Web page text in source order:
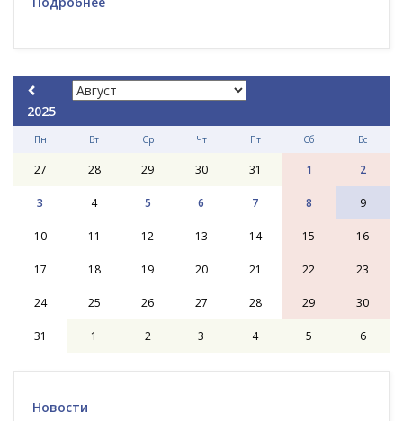
2025
Пн Вт Ср Чт Пт Сб Вс
27 28 29 30 31 1 2
3 4 5 6 7 8 9
10 11 12 13 14 15 16
17 18 19 20 21 22 23
24 25 26 27 28 29 30
31 1 2 3 4 5 6
Новости